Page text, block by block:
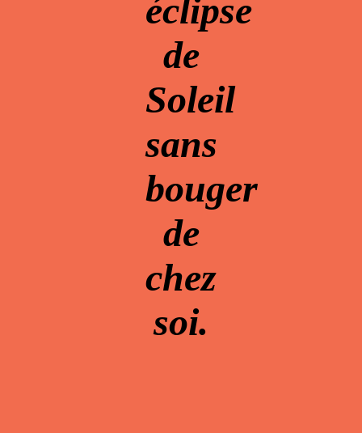
éclipse
de
Soleil
sans
bouger
de
chez
soi.